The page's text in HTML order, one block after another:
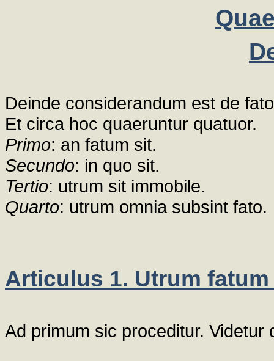
Deinde considerandum est de
Et circa hoc quaeruntur quatuor.
Primo: an fatum sit.
Secundo: in quo sit.
Tertio: utrum sit immobile.
Quarto: utrum omnia subsint fato.
Articulus 1. Utrum
Ad primum sic proceditur. Videtur